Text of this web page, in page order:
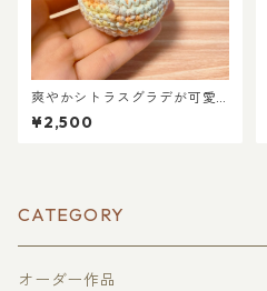
爽やかシトラスグラデが可愛
い リサイクルコットンの手
編みりんごキーホルダー
¥2,500
CATEGORY
オーダー作品